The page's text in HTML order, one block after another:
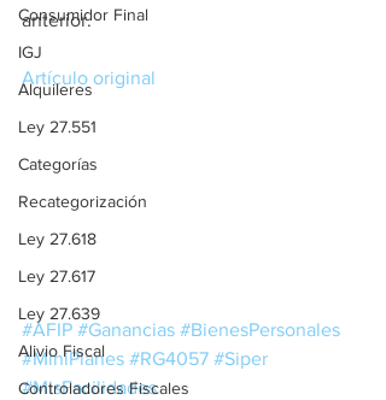
Consumidor Final
IGJ
Alquileres
Ley 27.551
Categorías
Recategorización
Ley 27.618
Ley 27.617
Ley 27.639
Alivio Fiscal
Controladores Fiscales
anterior.
Artículo original
#AFIP #Ganancias #BienesPersonales
#MiniPlanes #RG4057 #Siper
#MisFacilidades